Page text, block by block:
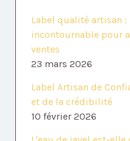
Label qualité artisan
incontournable pour
ventes
23 mars 2026
Label Artisan de
et de la crédibilité
10 février 2026